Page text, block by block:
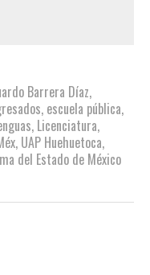
Barrera Díaz,
, escuela pública,
, Licenciatura,
, UAP Huehuetoca,
del Estado de México